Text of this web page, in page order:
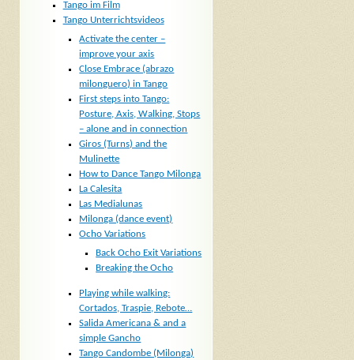
Tango im Film
Tango Unterrichtsvideos
Activate the center –
improve your axis
Close Embrace (abrazo
milonguero) in Tango
First steps into Tango:
Posture, Axis, Walking, Stops
– alone and in connection
Giros (Turns) and the
Mulinette
How to Dance Tango Milonga
La Calesita
Las Medialunas
Milonga (dance event)
Ocho Variations
Back Ocho Exit Variations
Breaking the Ocho
Playing while walking:
Cortados, Traspie, Rebote…
Salida Americana & and a
simple Gancho
Tango Candombe (Milonga)